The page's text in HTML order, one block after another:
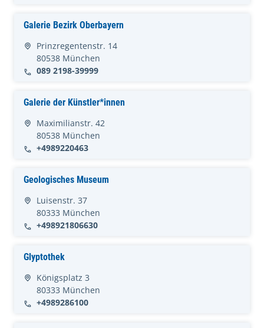
Galerie Bezirk Oberbayern
Prinzregentenstr. 14
80538 München
089 2198-39999
Galerie der Künstler*innen
Maximilianstr. 42
80538 München
+4989220463
Geologisches Museum
Luisenstr. 37
80333 München
+498921806630
Glyptothek
Königsplatz 3
80333 München
+4989286100